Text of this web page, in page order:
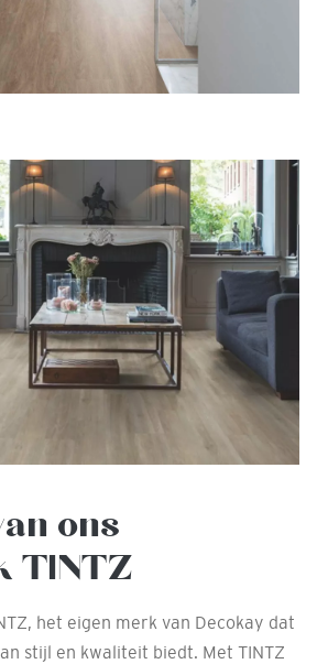
ons
TINTZ
het eigen merk van Decokay dat
stijl en kwaliteit biedt. Met TINTZ